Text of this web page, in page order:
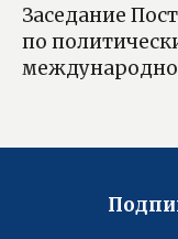
Заседание
по